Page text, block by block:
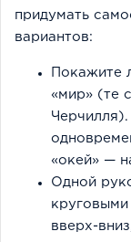
придумать
вариантов:
Покажите
«мир» (те
«окей» —
Одной
круговыми
вверх-